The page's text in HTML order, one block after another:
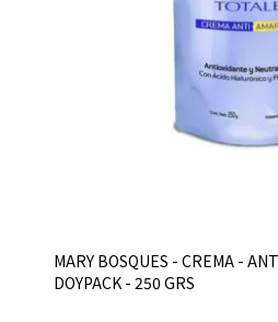
MARY BOSQUES - CREMA -
DOYPACK - 250 GRS